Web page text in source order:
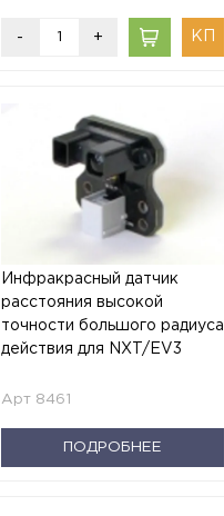
- +
Инфракрасный датчик
расстояния высокой
точности большого радиуса
действия для NXT/EV3
Арт 8461
ПОДРОБНЕЕ